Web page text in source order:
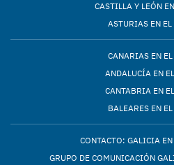
CASTILLA Y LEÓN
ASTURIAS EN EL
CANARIAS EN
ANDALUCÍA EN
CANTABRIA EN
BALEARES EN
CONTACTO: GALICIA
GRUPO DE COMUNICACIÓN